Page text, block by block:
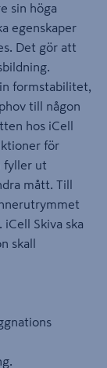
sin höga
egenskaper
Det gör att
formstabilitet,
till någon
hos iCell
för
fyller ut
mått. Till
Skiva ska
skall